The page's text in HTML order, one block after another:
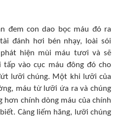
đem con dao bọc máu đó ra
đánh hơi bén nhạy, loài sói
hiện mùi máu tươi và sẽ
vào cục máu đông đó cho
lưỡi chúng. Một khi lưỡi của
máu từ lưỡi ứa ra và chúng
hơn chính dòng máu của chính
Càng liếm hăng, lưỡi chúng